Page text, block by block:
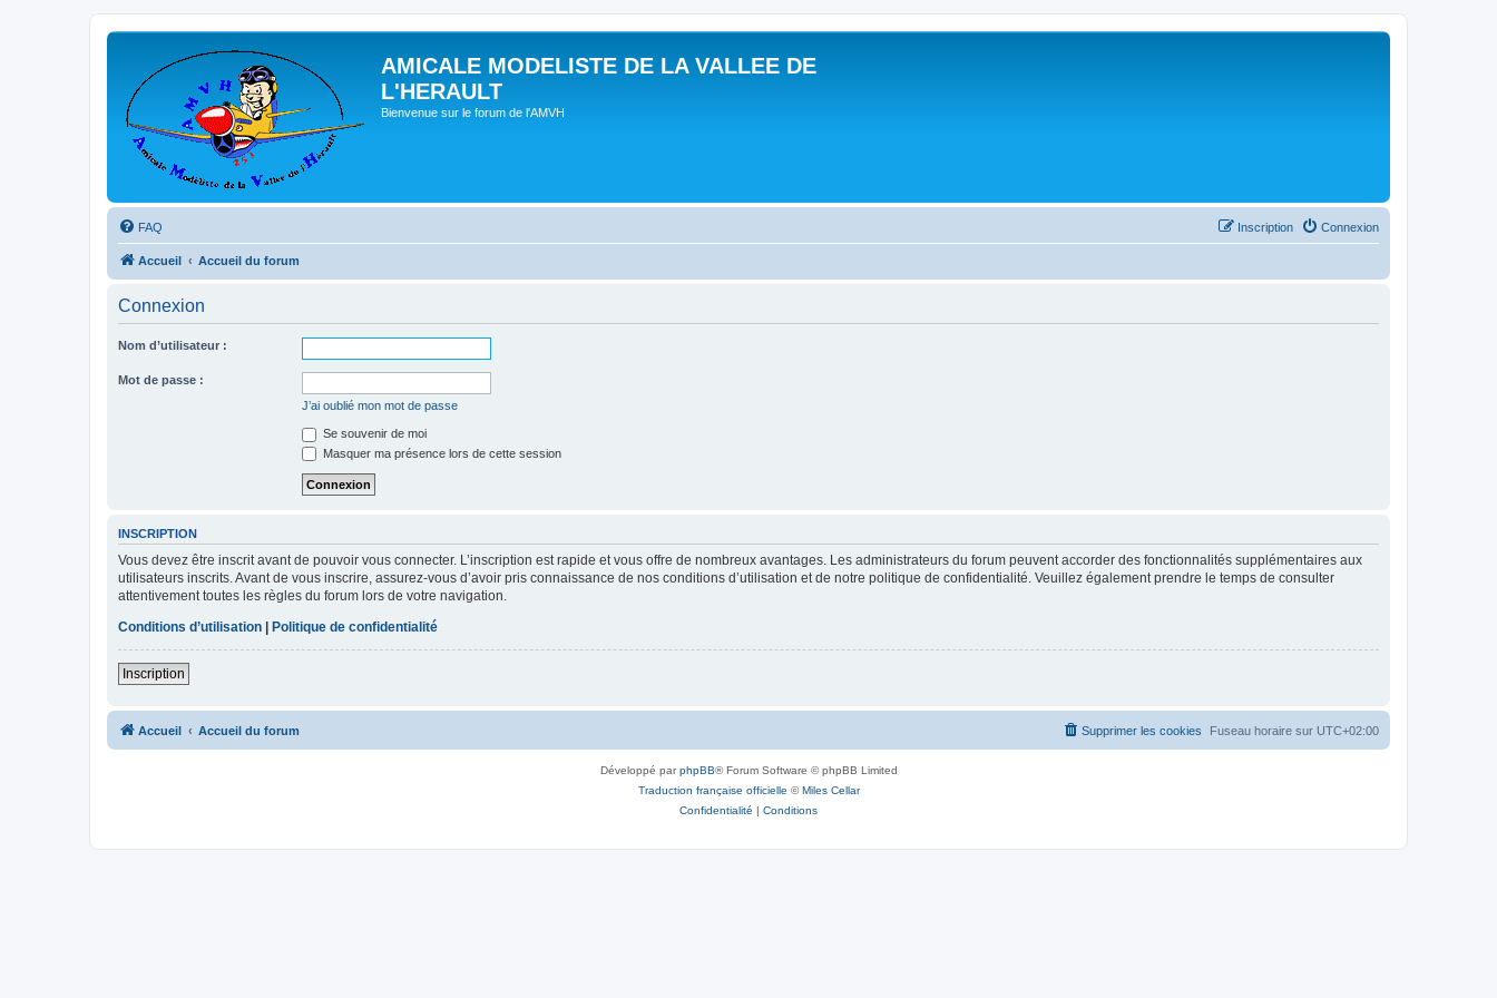
AMICALE MODELISTE DE LA VALLEE DE
L'HERAULT
Bienvenue sur le forum de l'AMVH
FAQ Connexion
Inscription
Accueil Accueil du forum
Connexion
Nom d’utilisateur :
Mot de passe :
J’ai oublié mon mot de passe
Se souvenir de moi
Masquer ma présence lors de cette session
INSCRIPTION
Vous devez être inscrit avant de pouvoir vous connecter. L’inscription est rapide et vous offre de nombreux avantages. Les administrateurs du forum peuvent accorder des fonctionnalités supplémentaires aux
utilisateurs inscrits. Avant de vous inscrire, assurez-vous d’avoir pris connaissance de nos conditions d’utilisation et de notre politique de confidentialité. Veuillez également prendre le temps de consulter
attentivement toutes les règles du forum lors de votre navigation.
Conditions d’utilisation | Politique de confidentialité
Inscription
Accueil Accueil du forum Fuseau horaire sur UTC+02:00
Supprimer les cookies
Développé parphpBB® Forum Software © phpBB Limited
Traduction française officielle ©Miles Cellar
Confidentialité | Conditions